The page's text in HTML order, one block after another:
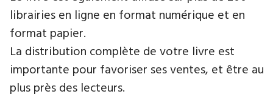
librairies en ligne en format numérique et en
format papier.
La distribution complète de votre livre est
importante pour favoriser ses ventes, et être au
plus près des lecteurs.